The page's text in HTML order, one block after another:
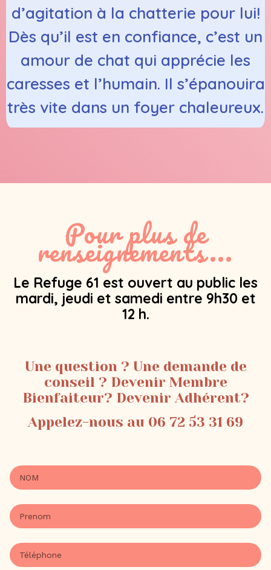
d’agitation à la chatterie pour lui!
Dès qu’il est en confiance, c’est un
amour de chat qui apprécie les
caresses et l’humain. Il s’épanouira
très vite dans un foyer chaleureux.
Pour plus de
renseignements...
Le Refuge 61 est ouvert au public les
mardi, jeudi et samedi entre 9h30 et
12 h.
Une question ? Une demande de
conseil ? Devenir Membre
Bienfaiteur? Devenir Adhérent?
Appelez-nous au 06 72 53 31 69